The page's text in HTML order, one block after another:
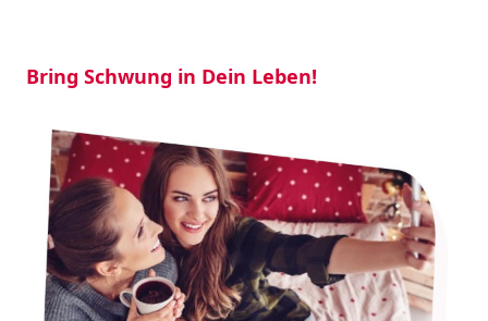
Bring Schwung in Dein Leben!